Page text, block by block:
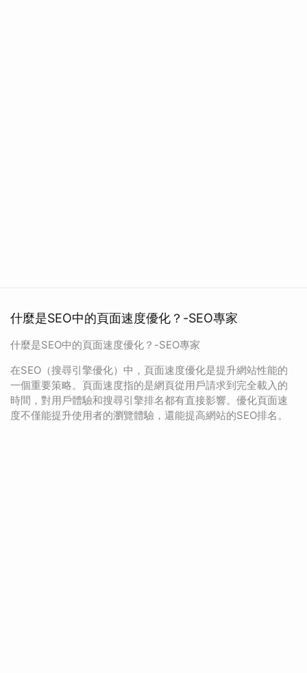
什麼是SEO中的頁面速度優化？-SEO專家
什麼是SEO中的頁面速度優化？-SEO專家
在SEO（搜尋引擎優化）中，頁面速度優化是提升網站性能的
一個重要策略。頁面速度指的是網頁從用戶請求到完全載入的
時間，對用戶體驗和搜尋引擎排名都有直接影響。優化頁面速
度不僅能提升使用者的瀏覽體驗，還能提高網站的SEO排名。